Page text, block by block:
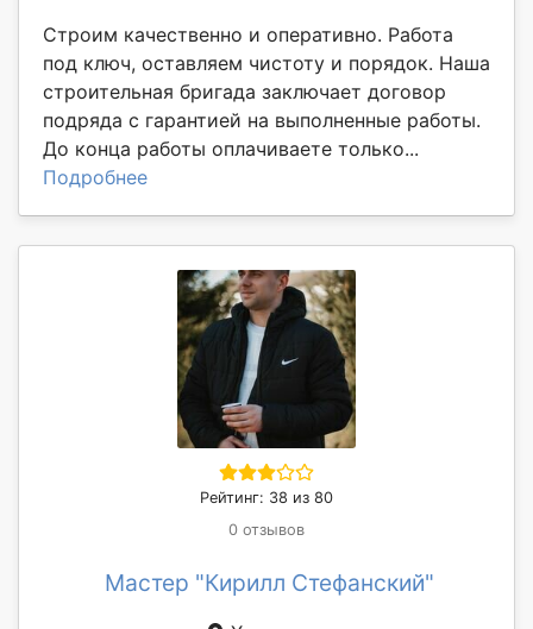
Строим качественно и оперативно. Работа
под ключ, оставляем чистоту и порядок. Наша
строительная бригада заключает договор
подряда с гарантией на выполненные работы.
До конца работы оплачиваете только...
Подробнее
Рейтинг: 38 из 80
0 отзывов
Мастер "Кирилл Стефанский"